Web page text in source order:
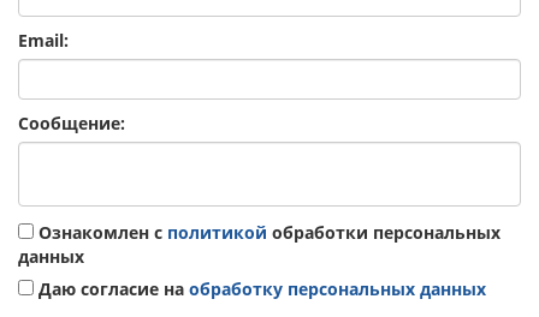
Email:
Сообщение:
Ознакомлен с политикой обработки персональных
данных
Даю согласие на обработку персональных данных